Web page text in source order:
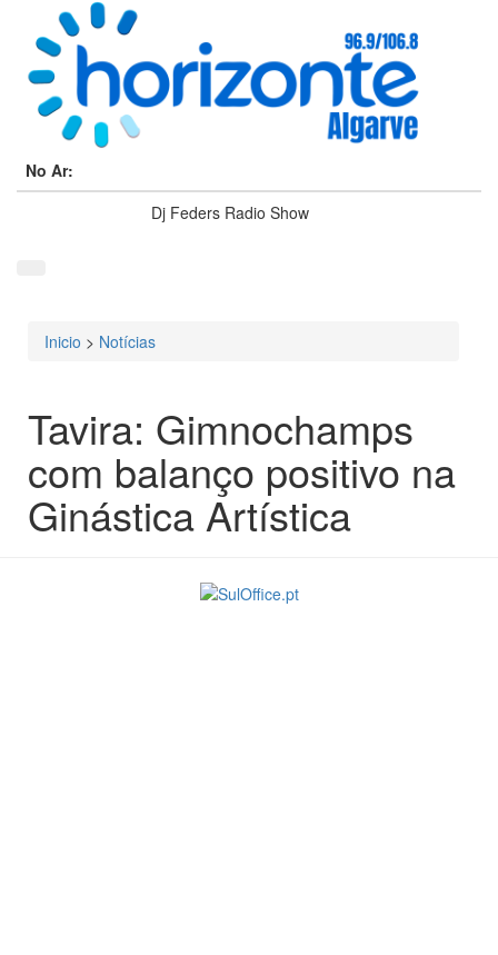
No Ar:
Dj Feders Radio Show
Está aqui
Inicio > Notícias
Tavira: Gimnochamps
com balanço positivo na
Ginástica Artística